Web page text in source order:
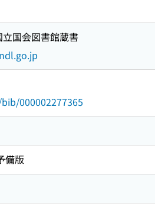
国会図書館蔵書
000002277365
備版